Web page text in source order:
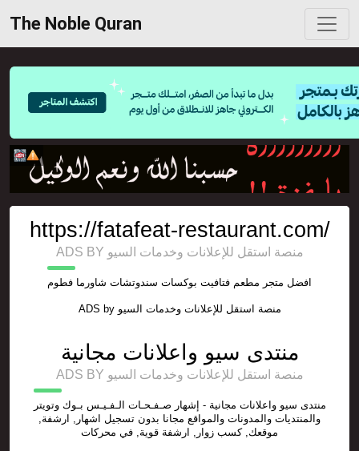
The Noble Quran
https://fatafeat-restaurant.com/
ADS BY منصة استقل للإعلانات وخدمات السيو
افضل متجر مطعم فتافيت بوكسات سندوتشات شاورما فطوم
ADS by منصة استقل للإعلانات وخدمات السيو
منتدى سيو واعلانات مجانية
ADS BY منصة استقل للإعلانات وخدمات السيو
منتدى سيو واعلانات مجانية - إشهار صـفـحـات الـفـيـس بـوك وتويتر
والمنتديات والمدونات والمواقع مجانا بدون تسجيل اشهار, ارشفة,
موقعك, كسب زوار, ارشفة قوية, في محركات